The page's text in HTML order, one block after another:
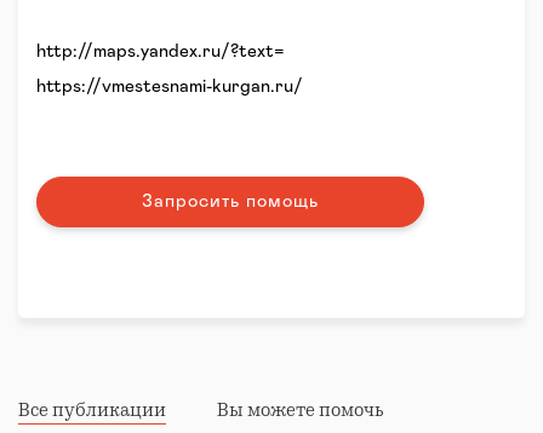
http://maps.yandex.ru/?text=
https://vmestesnami-kurgan.ru/
Запросить помощь
Все публикации
Вы можете помочь